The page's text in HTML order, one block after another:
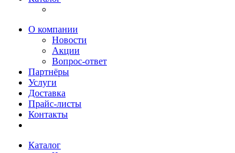
О компании
Новости
Акции
Вопрос-ответ
Партнёры
Услуги
Доставка
Прайс-листы
Контакты
Каталог